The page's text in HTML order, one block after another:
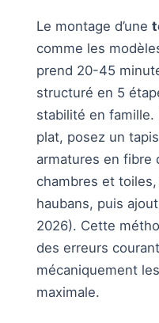
Le montage d’une
comme les
prend 20-45
structuré en 5
stabilité en famille.
plat, posez un
armatures en fibre
chambres et
haubans, puis
2026). Cette
des erreurs
mécaniquement
maximale.